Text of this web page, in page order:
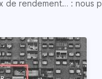
de rendement… : nous